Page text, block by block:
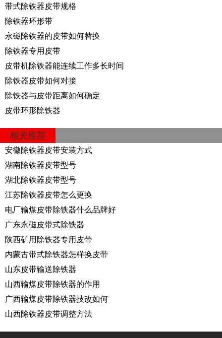
带式除铁器皮带规格
除铁器环形带
永磁除铁器的皮带如何替换
除铁器专用皮带
皮带机除铁器能连续工作多长时间
除铁器皮带如何对接
除铁器与皮带距离如何确定
皮带环形除铁器
相关推荐
安徽除铁器皮带安装方式
湖南除铁器皮带型号
湖北除铁器皮带型号
江苏除铁器皮带怎么更换
电厂输煤皮带除铁器什么品牌好
广东永磁皮带式除铁器
陕西矿用除铁器专用皮带
内蒙古带式除铁器怎样换皮带
山东皮带输送除铁器
山西输煤皮带除铁器的作用
广西输煤皮带除铁器技改如何
山西除铁器皮带调整方法